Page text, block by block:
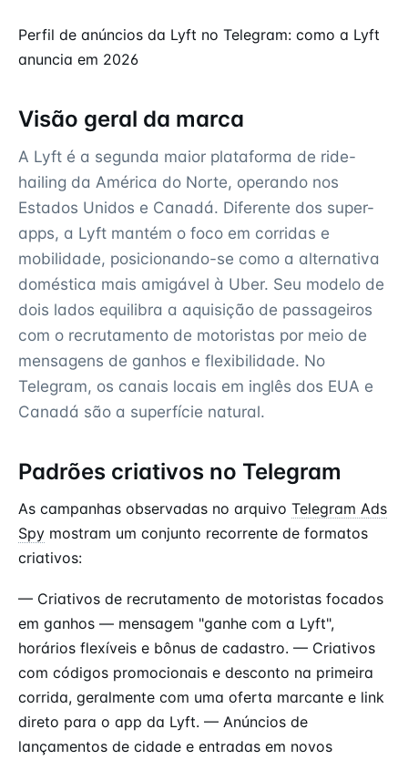
Perfil de anúncios da Lyft no Telegram: como a Lyft
anuncia em 2026
Visão geral da marca
A Lyft é a segunda maior plataforma de ride-
hailing da América do Norte, operando nos
Estados Unidos e Canadá. Diferente dos super-
apps, a Lyft mantém o foco em corridas e
mobilidade, posicionando-se como a alternativa
doméstica mais amigável à Uber. Seu modelo de
dois lados equilibra a aquisição de passageiros
com o recrutamento de motoristas por meio de
mensagens de ganhos e flexibilidade. No
Telegram, os canais locais em inglês dos EUA e
Canadá são a superfície natural.
Padrões criativos no Telegram
As campanhas observadas no arquivo Telegram Ads
Spy mostram um conjunto recorrente de formatos
criativos:
— Criativos de recrutamento de motoristas focados
em ganhos — mensagem "ganhe com a Lyft",
horários flexíveis e bônus de cadastro. — Criativos
com códigos promocionais e desconto na primeira
corrida, geralmente com uma oferta marcante e link
direto para o app da Lyft. — Anúncios de
lançamentos de cidade e entradas em novos